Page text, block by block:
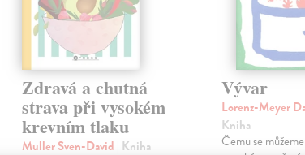
Zdravá a chutná
strava při vysokém
krevním tlaku
Muller Sven-David | Kniha
Vývar
Lorenz-Meyer
Kniha
Čemu se